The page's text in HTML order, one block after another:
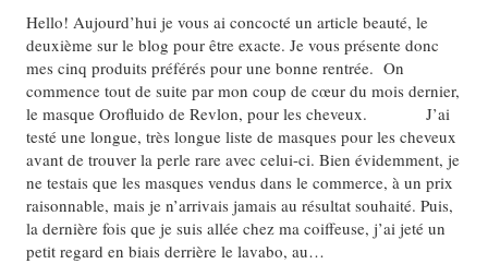
Hello! Aujourd’hui je vous ai concocté un article beauté, le
deuxième sur le blog pour être exacte. Je vous présente donc
mes cinq produits préférés pour une bonne rentrée. On
commence tout de suite par mon coup de cœur du mois dernier,
le masque Orofluido de Revlon, pour les cheveux. J’ai
testé une longue, très longue liste de masques pour les cheveux
avant de trouver la perle rare avec celui-ci. Bien évidemment, je
ne testais que les masques vendus dans le commerce, à un prix
raisonnable, mais je n’arrivais jamais au résultat souhaité. Puis,
la dernière fois que je suis allée chez ma coiffeuse, j’ai jeté un
petit regard en biais derrière le lavabo, au…